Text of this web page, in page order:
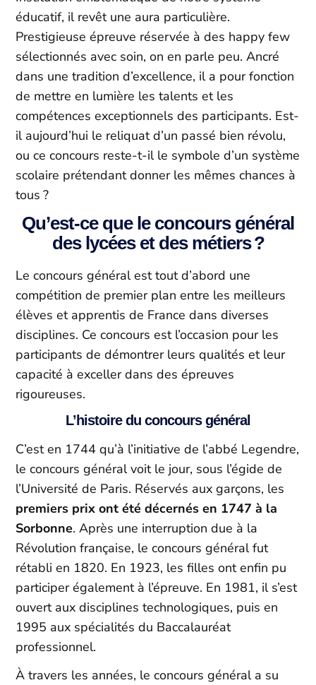
éducatif, il revêt une aura particulière.
Prestigieuse épreuve réservée à des happy few
sélectionnés avec soin, on en parle peu. Ancré
dans une tradition d’excellence, il a pour fonction
de mettre en lumière les talents et les
compétences exceptionnels des participants. Est-
il aujourd’hui le reliquat d’un passé bien révolu,
ou ce concours reste-t-il le symbole d’un système
scolaire prétendant donner les mêmes chances à
tous ?
Qu’est-ce que le concours général
des lycées et des métiers ?
Le concours général est tout d’abord une
compétition de premier plan entre les meilleurs
élèves et apprentis de France dans diverses
disciplines. Ce concours est l’occasion pour les
participants de démontrer leurs qualités et leur
capacité à exceller dans des épreuves
rigoureuses.
L’histoire du concours général
C’est en 1744 qu’à l’initiative de l’abbé Legendre,
le concours général voit le jour, sous l’égide de
l’Université de Paris. Réservés aux garçons, les
premiers prix ont été décernés en 1747 à la
Sorbonne. Après une interruption due à la
Révolution française, le concours général fut
rétabli en 1820. En 1923, les filles ont enfin pu
participer également à l’épreuve. En 1981, il s’est
ouvert aux disciplines technologiques, puis en
1995 aux spécialités du Baccalauréat
professionnel.
À travers les années, le concours général a su